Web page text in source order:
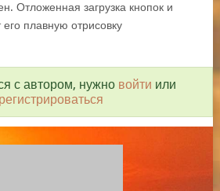
Отложенная загрузка кнопок и
его плавную отрисовку
с автором, нужно войти или